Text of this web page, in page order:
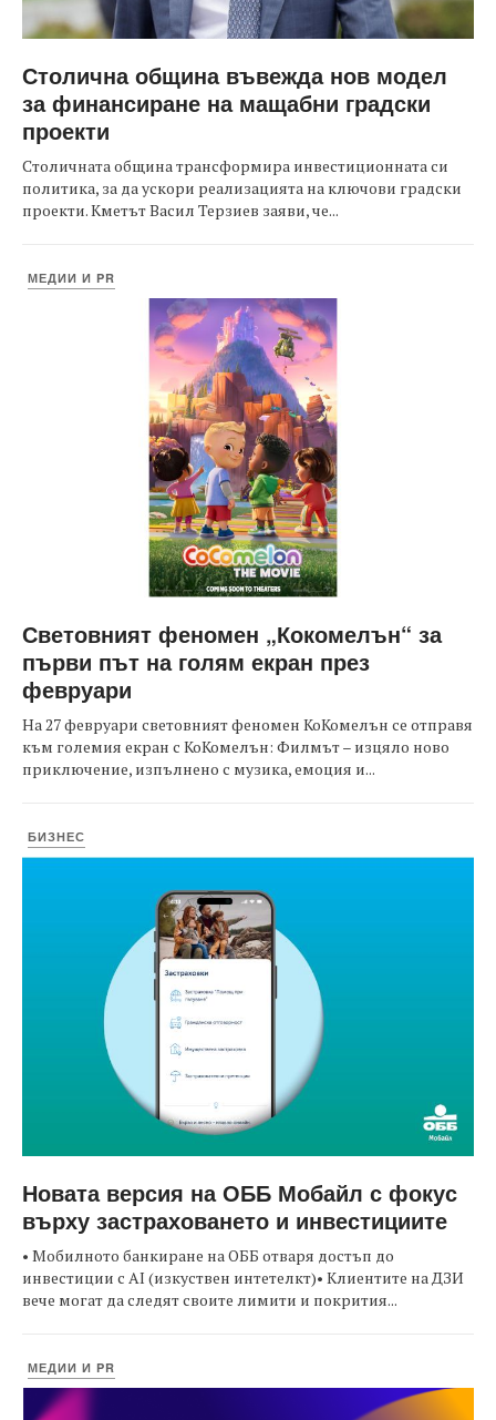
Столична община въвежда нов модел
за финансиране на мащабни градски
проекти
Столичната община трансформира инвестиционната си
политика, за да ускори реализацията на ключови градски
проекти. Кметът Васил Терзиев заяви, че...
МЕДИИ И PR
Световният феномен „Кокомелън“ за
първи път на голям екран през
февруари
На 27 февруари световният феномен КоКомелън се отправя
към големия екран с КоКомелън: Филмът – изцяло ново
приключение, изпълнено с музика, емоция и...
БИЗНЕС
Новата версия на ОББ Мобайл с фокус
върху застраховането и инвестициите
• Мобилното банкиране на ОББ отваря достъп до
инвестиции с AI (изкуствен интетелкт)• Клиентите на ДЗИ
вече могат да следят своите лимити и покрития...
МЕДИИ И PR